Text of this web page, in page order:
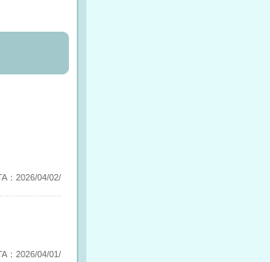
：2026/04/02/
：2026/04/01/